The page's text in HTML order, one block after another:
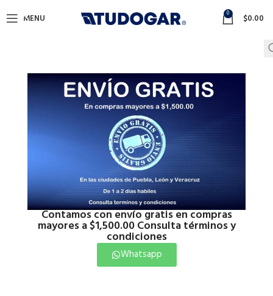
Contamos con envío gratis en compras
mayores a $1,500.00 Consulta términos y
condiciones
Whatsapp
MENU 0 $0.00